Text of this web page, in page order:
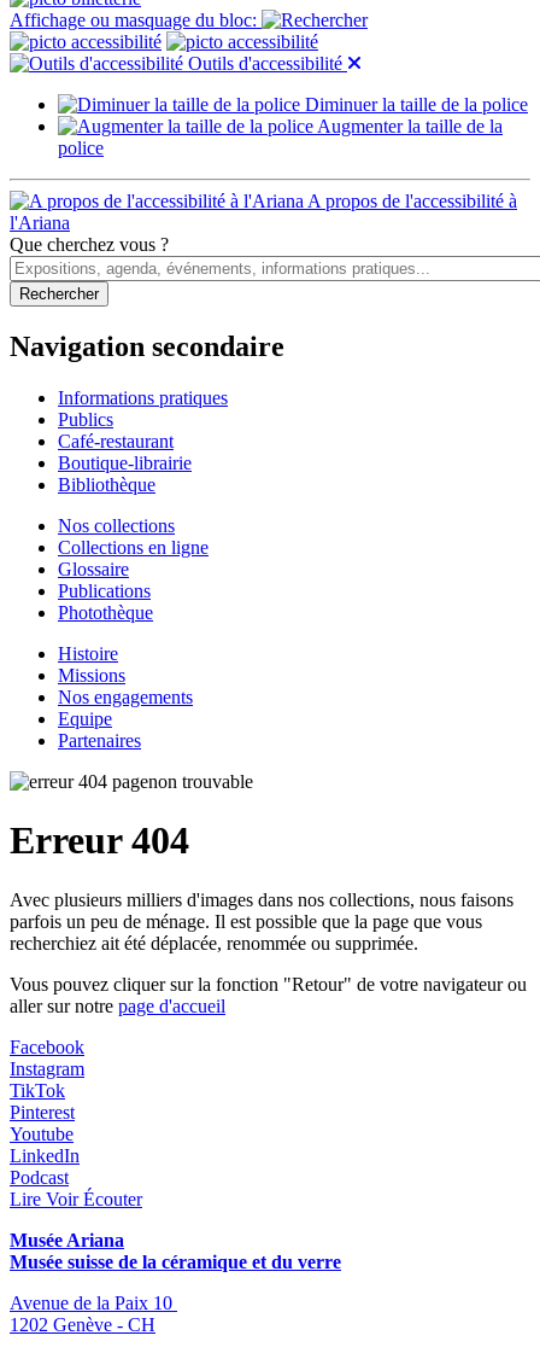
Affichage ou masquage du bloc:
Outils d'accessibilité
Diminuer la taille de la police
Augmenter la taille de la
police
A propos de l'accessibilité à
l'Ariana
Que cherchez vous ?
Navigation secondaire
Informations pratiques
Publics
Café-restaurant
Boutique-librairie
Bibliothèque
Nos collections
Collections en ligne
Glossaire
Publications
Photothèque
Histoire
Missions
Nos engagements
Equipe
Partenaires
Erreur 404
Avec plusieurs milliers d'images dans nos collections, nous faisons
parfois un peu de ménage. Il est possible que la page que vous
recherchiez ait été déplacée, renommée ou supprimée.
Vous pouvez cliquer sur la fonction "Retour" de votre navigateur ou
aller sur notre page d'accueil
Facebook
Instagram
TikTok
Pinterest
Youtube
LinkedIn
Podcast
Lire Voir Écouter
Musée Ariana
Musée suisse de la céramique et du verre
Avenue de la Paix 10
1202 Genève - CH